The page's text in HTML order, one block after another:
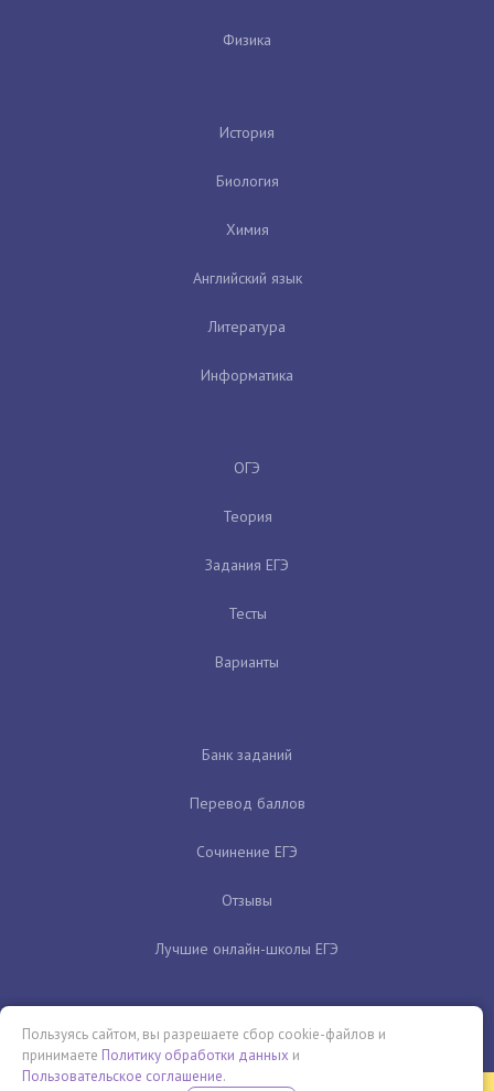
Физика
История
Биология
Химия
Английский язык
Литература
Информатика
ОГЭ
Теория
Задания ЕГЭ
Тесты
Варианты
Банк заданий
Перевод баллов
Сочинение ЕГЭ
Отзывы
Лучшие онлайн-школы ЕГЭ
Пользуясь сайтом, вы разрешаете сбор cookie-файлов и
принимаете Политику обработки данных и
Пользовательское соглашение.